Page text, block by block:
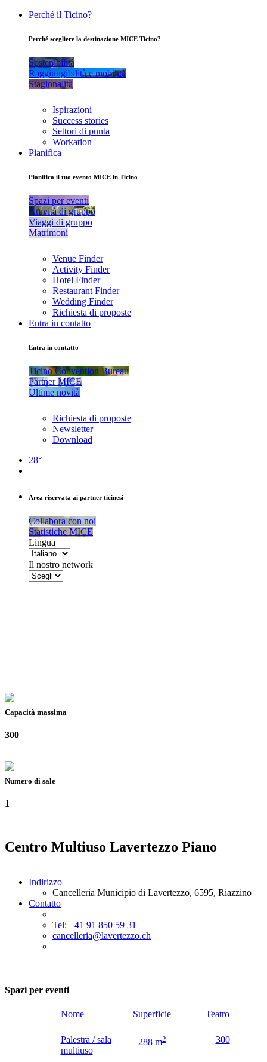
Perché il Ticino?
Perché scegliere la destinazione MICE Ticino?
Sostenibilità
Raggiungibilità e mobilità
Stagionalità
Ispirazioni
Success stories
Settori di punta
Workation
Pianifica
Pianifica il tuo evento MICE in Ticino
Spazi per eventi
Attività di gruppo
Viaggi di gruppo
Matrimoni
Venue Finder
Activity Finder
Hotel Finder
Restaurant Finder
Wedding Finder
Richiesta di proposte
Entra in contatto
Entra in contatto
Ticino Convention Bureau
Partner MICE
Ultime novità
Richiesta di proposte
Newsletter
Download
28°
Area riservata ai partner ticinesi
Collabora con noi
Statistiche MICE
Lingua
Il nostro network
Capacità massima
300
Numero di sale
1
Centro Multiuso Lavertezzo Piano
Indirizzo
Cancelleria Municipio di Lavertezzo, 6595, Riazzino
Contatto
Tel: +41 91 850 59 31
cancelleria@lavertezzo.ch
Spazi per eventi
Nome Superficie Teatro
Palestra / sala
multiuso
288 m2 300